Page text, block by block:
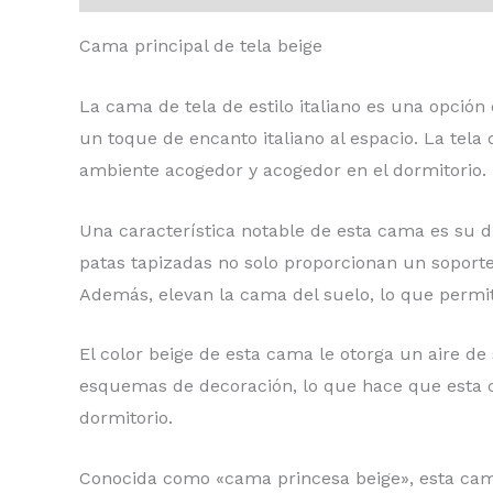
Cama principal de tela beige
La cama de tela de estilo italiano es una
un toque de encanto italiano al espacio. La
ambiente acogedor y acogedor en el dormitorio.
Una característica notable de esta cama es su
patas tapizadas no solo proporcionan un
Además, elevan la cama del suelo, lo que
El color beige de esta cama le otorga un aire
esquemas de decoración, lo que hace que
dormitorio.
Conocida como «cama princesa beige», esta